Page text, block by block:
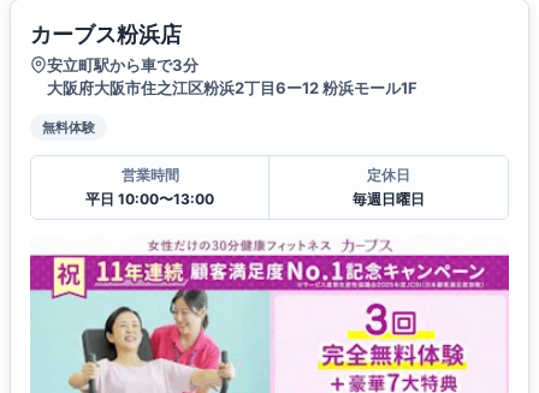
カーブス粉浜店
安立町駅から車で3分
大阪府大阪市住之江区粉浜2丁目6ー12 粉浜モール1F
無料体験
営業時間
平日 10:00〜13:00
定休日
毎週日曜日